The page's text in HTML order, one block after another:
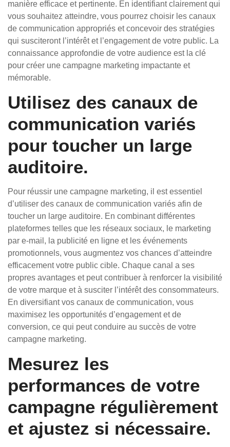
manière efficace et pertinente. En identifiant clairement qui
vous souhaitez atteindre, vous pourrez choisir les canaux
de communication appropriés et concevoir des stratégies
qui susciteront l’intérêt et l’engagement de votre public. La
connaissance approfondie de votre audience est la clé
pour créer une campagne marketing impactante et
mémorable.
Utilisez des canaux de
communication variés
pour toucher un large
auditoire.
Pour réussir une campagne marketing, il est essentiel
d’utiliser des canaux de communication variés afin de
toucher un large auditoire. En combinant différentes
plateformes telles que les réseaux sociaux, le marketing
par e-mail, la publicité en ligne et les événements
promotionnels, vous augmentez vos chances d’atteindre
efficacement votre public cible. Chaque canal a ses
propres avantages et peut contribuer à renforcer la visibilité
de votre marque et à susciter l’intérêt des consommateurs.
En diversifiant vos canaux de communication, vous
maximisez les opportunités d’engagement et de
conversion, ce qui peut conduire au succès de votre
campagne marketing.
Mesurez les
performances de votre
campagne régulièrement
et ajustez si nécessaire.